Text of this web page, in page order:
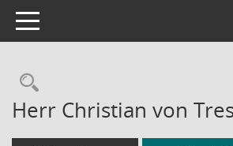
Toggle navigation
Rechercheauswahl
Herr Christian von